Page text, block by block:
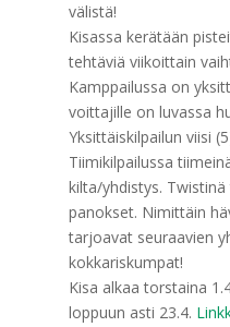
välistä!
Kisassa kerätään
tehtäviä viikoittain
Kamppailussa on
voittajille on luvassa
Yksittäiskilpailun viisi
Tiimikilpailussa
kilta/yhdistys.
panokset. Nimittäin
tarjoavat seuraavien
kokkariskumpat!
Kisa alkaa torstaina
loppuun asti 23.4.